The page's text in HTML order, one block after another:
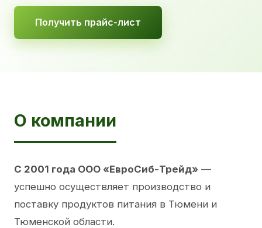
Получить прайс-лист
О компании
С 2001 года ООО «ЕвроСиб-Трейд» —
успешно осуществляет производство и
поставку продуктов питания в Тюмени и
Тюменской области.